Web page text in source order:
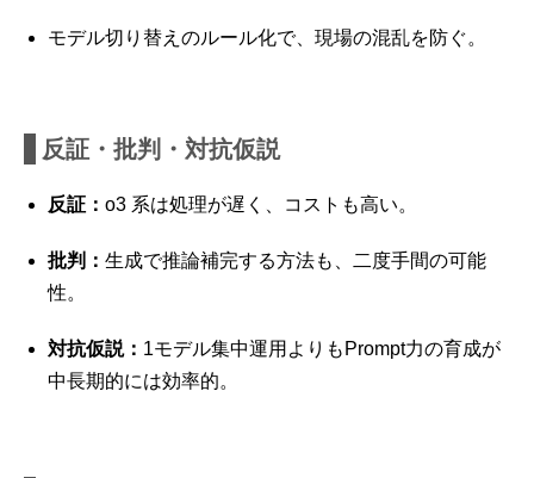
モデル切り替えのルール化で、現場の混乱を防ぐ。
反証・批判・対抗仮説
反証： o3 系は処理が遅く、コストも高い。
批判： 生成で推論補完する方法も、二度手間の可能
性。
対抗仮説： 1モデル集中運用よりもPrompt力の育成が
中長期的には効率的。